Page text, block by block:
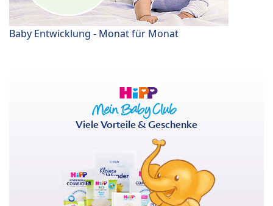
Baby Entwicklung - Monat für Monat
Viele Vorteile & Geschenke